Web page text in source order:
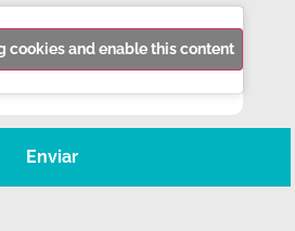
cookies and enable this content
Enviar